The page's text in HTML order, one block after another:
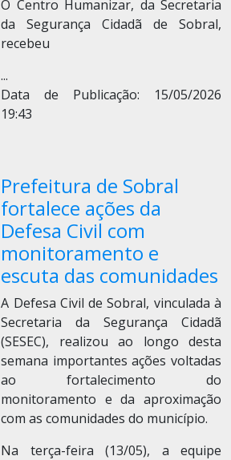
O Centro Humanizar, da Secretaria
da Segurança Cidadã de Sobral,
recebeu
...
Data de Publicação: 15/05/2026
19:43
Prefeitura de Sobral
fortalece ações da
Defesa Civil com
monitoramento e
escuta das comunidades
A Defesa Civil de Sobral, vinculada à
Secretaria da Segurança Cidadã
(SESEC), realizou ao longo desta
semana importantes ações voltadas
ao fortalecimento do
monitoramento e da aproximação
com as comunidades do município.
Na terça-feira (13/05), a equipe